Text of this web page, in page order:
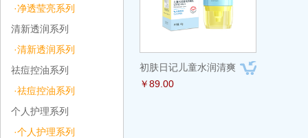
·净透莹亮系列
清新透润系列
·清新透润系列
祛痘控油系列
·祛痘控油系列
个人护理系列
·个人护理系列
初肤日记儿童水润清爽
￥89.00